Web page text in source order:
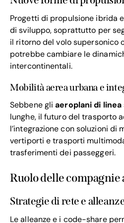
Progetti di propulsione ibrida
di sviluppo, soprattutto per
il ritorno del volo supersonico
potrebbe cambiare le
intercontinentali.
Mobilità aerea urbana e
Sebbene gliaeroplani di linea
lunghe, il futuro del trasporto
l’integrazione con soluzioni di
vertiporti e trasporti
trasferimenti dei passeggeri.
Ruolo delle compagnie
Strategie di rete e
Le alleanze e i code-share